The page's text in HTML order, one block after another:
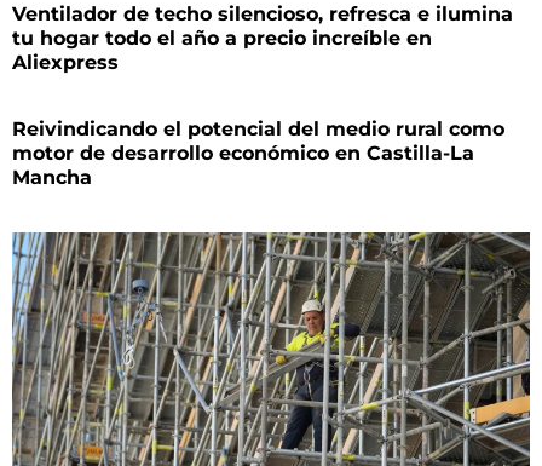
Ventilador de techo silencioso, refresca e ilumina
tu hogar todo el año a precio increíble en
Aliexpress
Reivindicando el potencial del medio rural como
motor de desarrollo económico en Castilla-La
Mancha